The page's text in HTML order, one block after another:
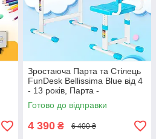
Зростаюча Парта та Стілець
FunDesk Bellissima Blue від 4
- 13 років, Парта -
Трансформер Учнівський
Стіл для Школярів Блакитний
Готово до відправки
4 390 ₴ 6 400 ₴